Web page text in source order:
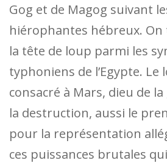
Gog et de Magog suivant
hiérophantes hébreux. On
la tête de loup parmi les
typhoniens de l’Egypte. Le
consacré à Mars, dieu de
la destruction, aussi le
pour la représentation
ces puissances brutales